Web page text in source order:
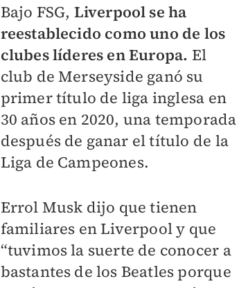
Bajo FSG, Liverpool se ha
reestablecido como uno de los
clubes líderes en Europa. El
club de Merseyside ganó su
primer título de liga inglesa en
30 años en 2020, una temporada
después de ganar el título de la
Liga de Campeones.
Errol Musk dijo que tienen
familiares en Liverpool y que
“tuvimos la suerte de conocer a
bastantes de los Beatles porque